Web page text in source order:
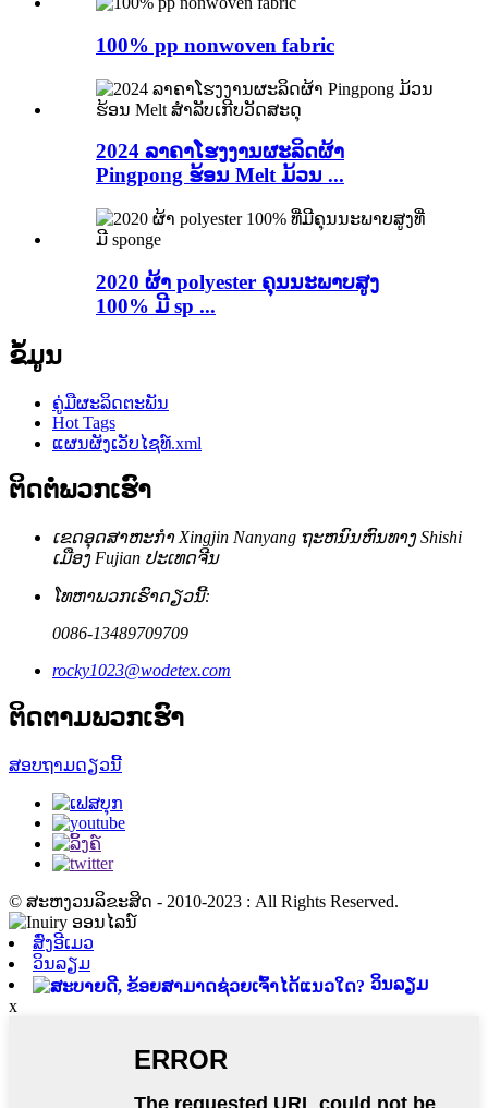
100% pp nonwoven fabric
2024 ລາຄາໂຮງງານຜະລິດຜ້າ
Pingpong ຮ້ອນ Melt ມ້ວນ ...
2020 ຜ້າ polyester ຄຸນນະພາບສູງ
100% ມີ sp ...
ຂໍ້ມູນ
ຄູ່ມືຜະລິດຕະພັນ
Hot Tags
ແຜນຜັງເວັບໄຊທ໌.xml
ຕິດຕໍ່ພວກເຮົາ
ເຂດ​ອຸດ​ສາ​ຫະ​ກໍາ Xingjin Nanyang ຖະ​ຫນົນ​ຫົນ​ທາງ Shishi
ເມືອງ Fujian ປະ​ເທດ​ຈີນ​
ໂທຫາພວກເຮົາດຽວນີ້:
0086-13489709709
rocky1023@wodetex.com
ຕິດຕາມພວກເຮົາ
ສອບຖາມດຽວນີ້
© ສະຫງວນລິຂະສິດ - 2010-2023 : All Rights Reserved.
ສົ່ງອີເມວ
ວິນລຽມ
ວິນລຽມ
x